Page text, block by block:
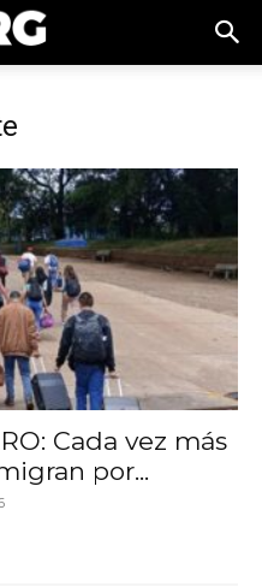
Cada vez más
por...